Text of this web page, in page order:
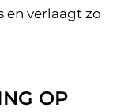
en verlaagt zo
OP